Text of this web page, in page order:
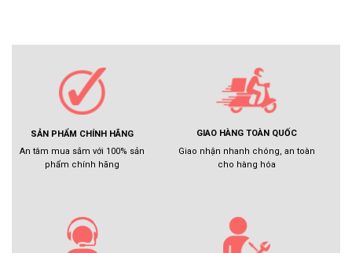
SẢN PHẨM CHÍNH HÃNG
An tâm mua sắm với 100% sản
phẩm chính hãng
GIAO HÀNG TOÀN QUỐC
Giao nhận nhanh chóng, an toàn
cho hàng hóa